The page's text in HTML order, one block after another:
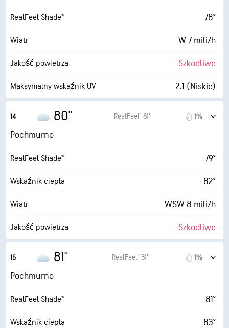
Punkt rosy 65° F
AccuLumen Brightness Index™ 1 (Ciemne)
Zachmurzenie 99%
Widoczność 5 mili
RealFeel Shade™ 78°
Wiatr W 7 mili/h
Jakość powietrza Szkodliwe
Maksymalny wskaźnik UV 2.1 (Niskie)
Porywy wiatru
Wilgotność
Punkt rosy 66° F
AccuLumen Brightness Index™ 1 (Ciemne)
Zachmurzenie 98%
Widoczność 5 mili
14 80° RealFeel® 81° 1%
Pochmurno
RealFeel Shade™ 79°
Wskaźnik ciepła 82°
Wiatr WSW 8 mili/h
Jakość powietrza Szkodliwe
Maksymalny wskaźnik UV
Porywy wiatru
Wilgotność 61%
Punkt rosy 66° F
15 81° RealFeel® 81° 1%
Pochmurno
RealFeel Shade™ 81°
Wskaźnik ciepła 83°